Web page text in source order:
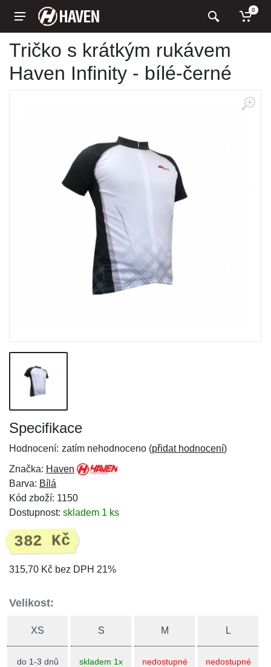
0
Tričko s krátkým rukávem
Haven Infinity - bílé-černé
Specifikace
Hodnocení: zatím nehodnoceno (přidat hodnocení)
Značka: Haven
Barva: Bílá
Kód zboží: 1150
Dostupnost: skladem 1 ks
382 Kč
315,70 Kč bez DPH 21%
Velikost:
XS
do 1-3 dnů
S
skladem 1x
M
nedostupné
L
nedostupné